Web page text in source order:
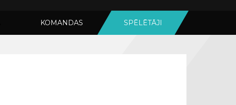
KOMANDAS SPĒLĒTĀJI